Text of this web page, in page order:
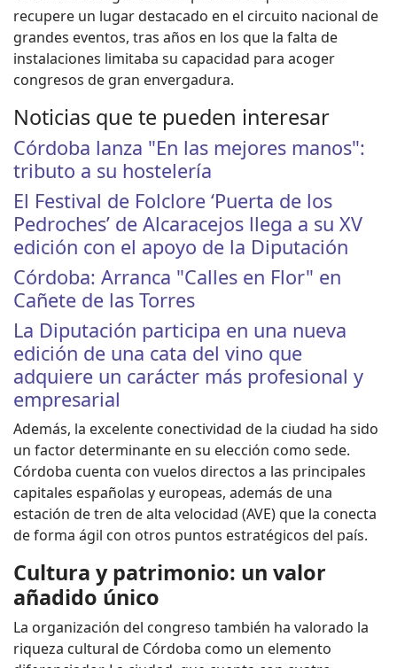
recupere un lugar destacado en el circuito nacional de
grandes eventos, tras años en los que la falta de
instalaciones limitaba su capacidad para acoger
congresos de gran envergadura.
Noticias que te pueden interesar
Córdoba lanza "En las mejores manos":
tributo a su hostelería
El Festival de Folclore ‘Puerta de los
Pedroches’ de Alcaracejos llega a su XV
edición con el apoyo de la Diputación
Córdoba: Arranca "Calles en Flor" en
Cañete de las Torres
La Diputación participa en una nueva
edición de una cata del vino que
adquiere un carácter más profesional y
empresarial
Además, la excelente conectividad de la ciudad ha sido
un factor determinante en su elección como sede.
Córdoba cuenta con vuelos directos a las principales
capitales españolas y europeas, además de una
estación de tren de alta velocidad (AVE) que la conecta
de forma ágil con otros puntos estratégicos del país.
Cultura y patrimonio: un valor
añadido único
La organización del congreso también ha valorado la
riqueza cultural de Córdoba como un elemento